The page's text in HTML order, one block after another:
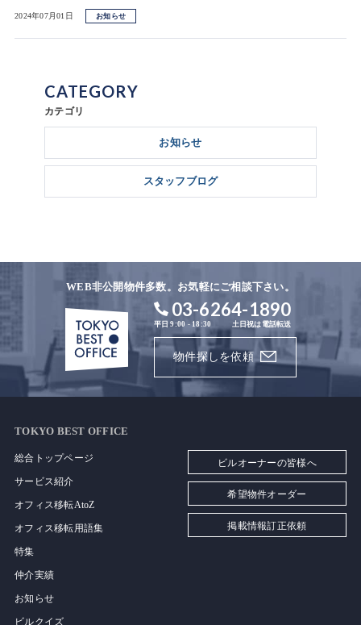
2024年07月01日 お知らせ
CATEGORY
カテゴリ
お知らせ
スタッフブログ
WEB非公開物件多数。お気軽にご相談下さい。
03-6264-1890
平日 9:00 - 18:30 土日祝は電話転送
物件探しを依頼
TOKYO BEST OFFICE
総合トップページ
サービス紹介
オフィス移転AtoZ
オフィス移転用語集
特集
仲介実績
お知らせ
ビルクイズ
ビルオーナーの皆様へ
希望物件オーダー
掲載情報訂正依頼